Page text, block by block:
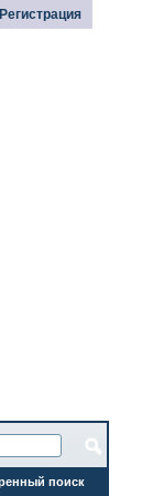
Регистрация
поиск